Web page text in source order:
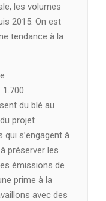
les volumes
2015. On est
tendance à la
du blé au
projet
qui s’engagent à
préserver les
émissions de
prime à la
avec des